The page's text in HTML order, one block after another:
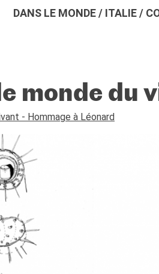
DANS LE MONDE/ ITALIE/
monde du
- Hommage à Léonard